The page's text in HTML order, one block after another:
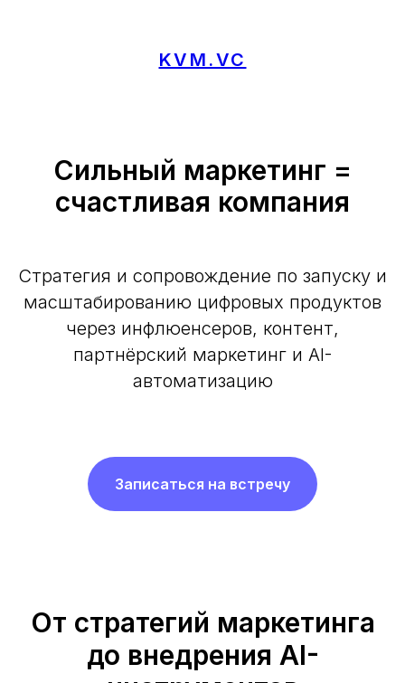
KVM.VC
Сильный маркетинг =
счастливая компания
Стратегия и сопровождение по запуску и
масштабированию цифровых продуктов
через инфлюенсеров, контент,
партнёрский маркетинг и AI-
автоматизацию
Записаться на встречу
От стратегий маркетинга
до внедрения AI-